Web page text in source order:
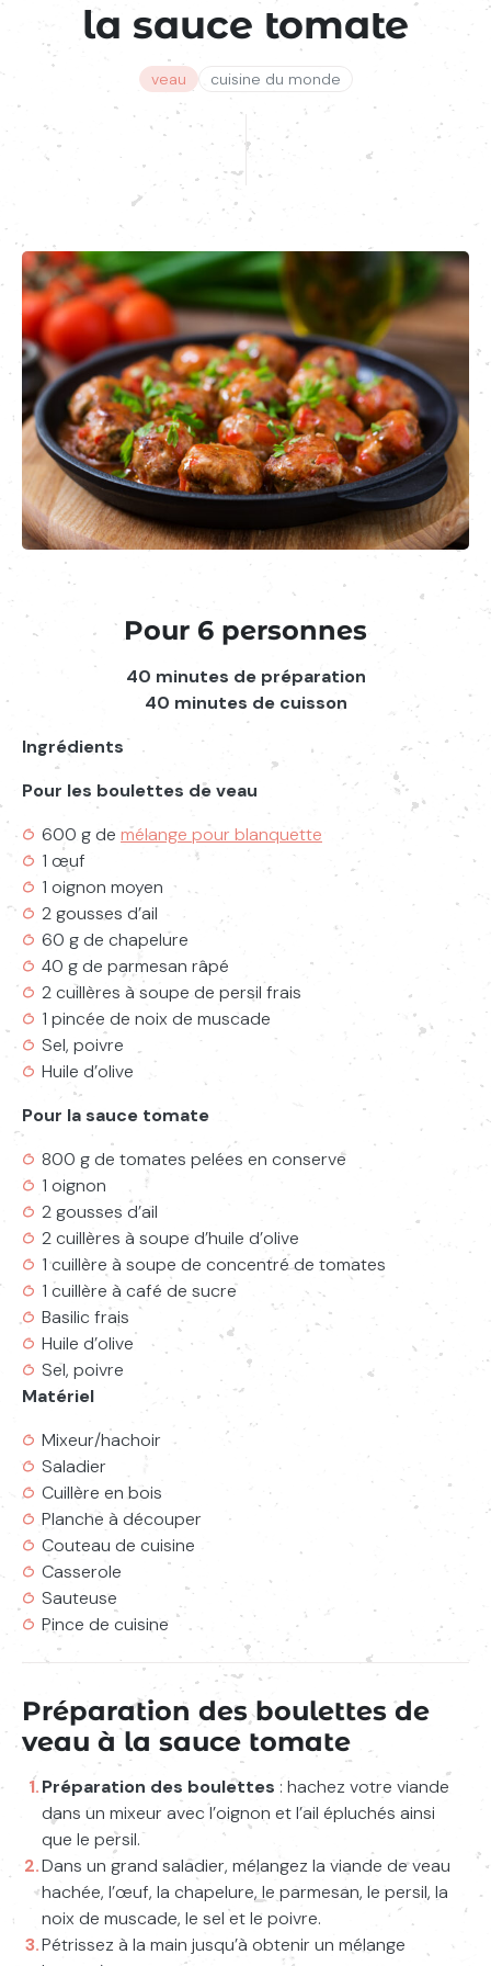
la sauce tomate
veau cuisine du monde
Pour 6 personnes
40 minutes de préparation
40 minutes de cuisson
Ingrédients
Pour les boulettes de veau
600 g de mélange pour blanquette
1 œuf
1 oignon moyen
2 gousses d’ail
60 g de chapelure
40 g de parmesan râpé
2 cuillères à soupe de persil frais
1 pincée de noix de muscade
Sel, poivre
Huile d’olive
Pour la sauce tomate
800 g de tomates pelées en conserve
1 oignon
2 gousses d’ail
2 cuillères à soupe d’huile d’olive
1 cuillère à soupe de concentré de tomates
1 cuillère à café de sucre
Basilic frais
Huile d’olive
Sel, poivre
Matériel
Mixeur/hachoir
Saladier
Cuillère en bois
Planche à découper
Couteau de cuisine
Casserole
Sauteuse
Pince de cuisine
Préparation des boulettes de
veau à la sauce tomate
Préparation des boulettes : hachez votre viande
dans un mixeur avec l’oignon et l’ail épluchés ainsi
que le persil.
Dans un grand saladier, mélangez la viande de veau
hachée, l’œuf, la chapelure, le parmesan, le persil, la
noix de muscade, le sel et le poivre.
Pétrissez à la main jusqu’à obtenir un mélange